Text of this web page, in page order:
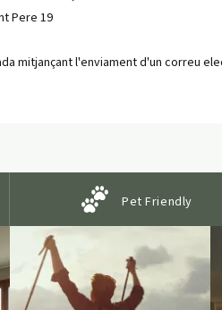
Pere 19
mitjançant l'enviament d'un correu
Pet Friendly